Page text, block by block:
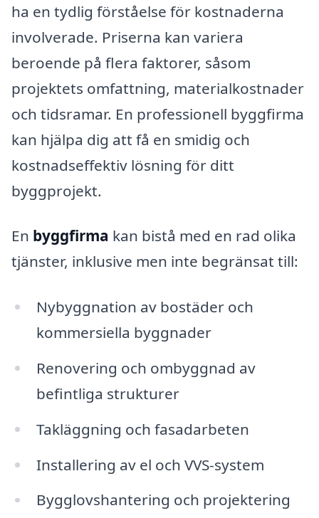
ha en tydlig förståelse för kostnaderna
involverade. Priserna kan variera
beroende på flera faktorer, såsom
projektets omfattning, materialkostnader
och tidsramar. En professionell byggfirma
kan hjälpa dig att få en smidig och
kostnadseffektiv lösning för ditt
byggprojekt.
En byggfirma kan bistå med en rad olika
tjänster, inklusive men inte begränsat till:
Nybyggnation av bostäder och
kommersiella byggnader
Renovering och ombyggnad av
befintliga strukturer
Takläggning och fasadarbeten
Installering av el och VVS-system
Bygglovshantering och projektering